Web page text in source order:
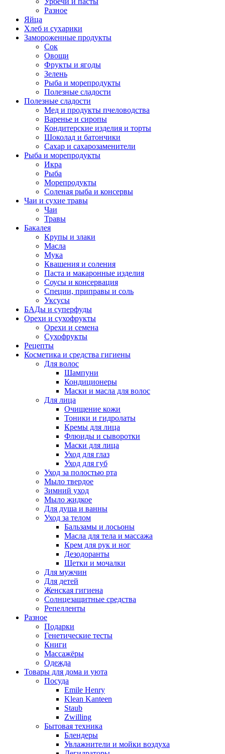
Разное
Яйца
Хлеб и сухарики
Замороженные продукты
Сок
Овощи
Фрукты и ягоды
Зелень
Рыба и морепродукты
Полезные сладости
Полезные сладости
Мед и продукты пчеловодства
Варенье и сиропы
Кондитерские изделия и торты
Шоколад и батончики
Сахар и сахарозаменители
Рыба и морепродукты
Икра
Рыба
Морепродукты
Соленая рыба и консервы
Чаи и сухие травы
Чаи
Травы
Бакалея
Крупы и злаки
Масла
Мука
Квашения и соления
Паста и макаронные изделия
Соусы и консервация
Специи, приправы и соль
Уксусы
БАДы и суперфуды
Орехи и сухофрукты
Орехи и семена
Сухофрукты
Рецепты
Косметика и средства гигиены
Для волос
Шампуни
Кондиционеры
Маски и масла для волос
Для лица
Очищение кожи
Тоники и гидролаты
Кремы для лица
Флюиды и сыворотки
Маски для лица
Уход для глаз
Уход для губ
Уход за полостью рта
Мыло твердое
Зимний уход
Мыло жидкое
Для душа и ванны
Уход за телом
Бальзамы и лосьоны
Масла для тела и массажа
Крем для рук и ног
Дезодоранты
Щетки и мочалки
Для мужчин
Для детей
Женская гигиена
Солнцезащитные средства
Репелленты
Разное
Подарки
Генетические тесты
Книги
Массажёры
Одежда
Товары для дома и уюта
Посуда
Emile Henry
Klean Kanteen
Staub
Zwilling
Бытовая техника
Блендеры
Увлажнители и мойки воздуха